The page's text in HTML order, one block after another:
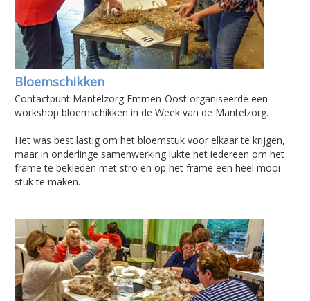
Bloemschikken
Contactpunt Mantelzorg Emmen-Oost organiseerde een
workshop bloemschikken in de Week van de Mantelzorg.
Het was best lastig om het bloemstuk voor elkaar te krijgen,
maar in onderlinge samenwerking lukte het iedereen om het
frame te bekleden met stro en op het frame een heel mooi
stuk te maken.